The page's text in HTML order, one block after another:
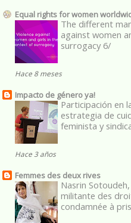
Equal rights for women
The different
against women
surrogacy 6/
Hace 8 meses
Impacto de género ya!
Participación en
estrategia de
feminista y
Hace 3 años
Femmes des deux rives
Nasrin
militante des
condamnée à